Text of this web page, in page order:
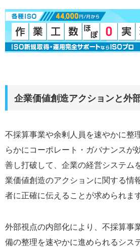
企業価値創造アクションと外
不採算事業や余剰人員を速やかに整
らかにコーポレート・ガバナンスが
善し打破して、企業の経営システム
業価値創造のアクションに関する情
者に正確に伝えることが求められます
外部視点の内部化により、不採算事
備の整理を速やかに進められるシス